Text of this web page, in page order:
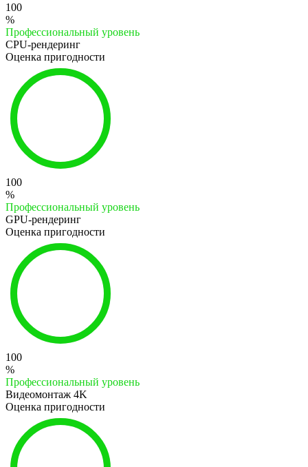
100
%
Профессиональный уровень
CPU-рендеринг
Оценка пригодности
100
%
Профессиональный уровень
GPU-рендеринг
Оценка пригодности
100
%
Профессиональный уровень
Видеомонтаж 4K
Оценка пригодности